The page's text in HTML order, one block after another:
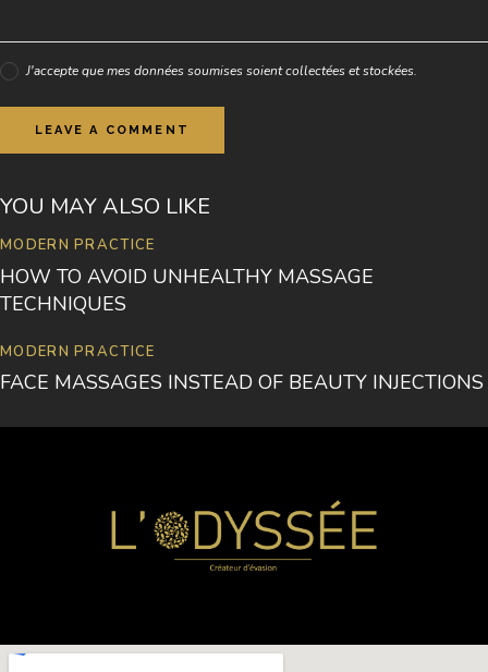
e
e
t
d
e
y
K
v
n
m
J'accepte que mes données soumises soient collectées et stockées.
YOU MAY ALSO LIKE
MODERN PRACTICE
HOW TO AVOID UNHEALTHY MASSAGE
TECHNIQUES
MODERN PRACTICE
FACE MASSAGES INSTEAD OF BEAUTY INJECTIONS